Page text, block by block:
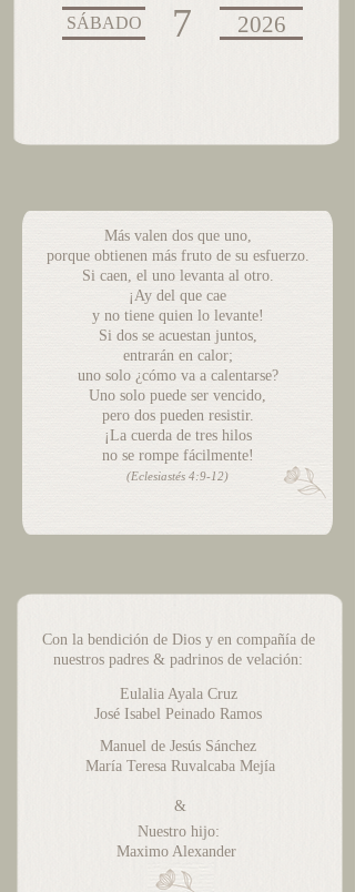
SÁBADO 7 2026
Más valen dos que uno,
porque obtienen más fruto de su esfuerzo.
Si caen, el uno levanta al otro.
¡Ay del que cae
y no tiene quien lo levante!
Si dos se acuestan juntos,
entrarán en calor;
uno solo ¿cómo va a calentarse?
Uno solo puede ser vencido,
pero dos pueden resistir.
¡La cuerda de tres hilos
no se rompe fácilmente!
(Eclesiastés 4:9-12)
Con la bendición de Dios y en compañía de
nuestros padres & padrinos de velación:
Eulalia Ayala Cruz
José Isabel Peinado Ramos
Manuel de Jesús Sánchez
María Teresa Ruvalcaba Mejía
Nuestro hijo:
Maximo Alexander
&